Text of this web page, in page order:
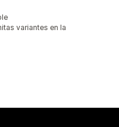
variantes en la